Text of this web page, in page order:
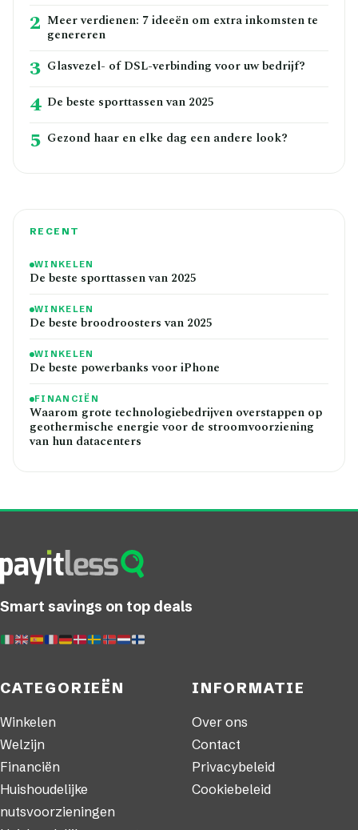
2 Meer verdienen: 7 ideeën om extra inkomsten te
genereren
3 Glasvezel- of DSL-verbinding voor uw bedrijf?
4 De beste sporttassen van 2025
5 Gezond haar en elke dag een andere look?
RECENT
WINKELEN
De beste sporttassen van 2025
WINKELEN
De beste broodroosters van 2025
WINKELEN
De beste powerbanks voor iPhone
FINANCIËN
Waarom grote technologiebedrijven overstappen op
geothermische energie voor de stroomvoorziening
van hun datacenters
Smart savings on top deals
CATEGORIEËN
Winkelen
Welzijn
Financiën
Huishoudelijke
nutsvoorzieningen
INFORMATIE
Over ons
Contact
Privacybeleid
Cookiebeleid